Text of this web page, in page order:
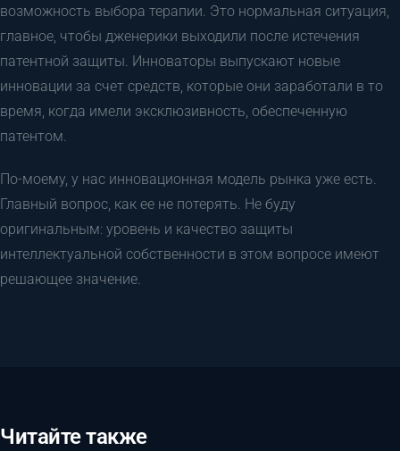
возможность выбора терапии. Это нормальная ситуация,
главное, чтобы дженерики выходили после истечения
патентной защиты. Инноваторы выпускают новые
инновации за счет средств, которые они заработали в то
время, когда имели эксклюзивность, обеспеченную
патентом.
По-моему, у нас инновационная модель рынка уже есть.
Главный вопрос, как ее не потерять. Не буду
оригинальным: уровень и качество защиты
интеллектуальной собственности в этом вопросе имеют
решающее значение.
Читайте также